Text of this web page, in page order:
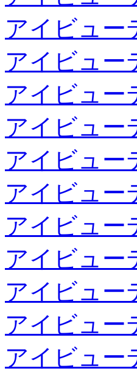
アイビュー
アイビュー
アイビュー
アイビュー
アイビュー
アイビュー
アイビュー
アイビュー
アイビュー
アイビュー
アイビュー